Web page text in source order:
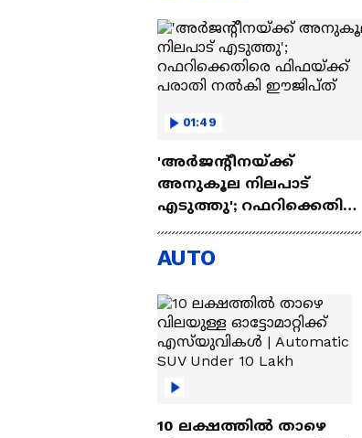
01:49
'അർജന്റീനയ്ക്ക്
അനുകൂല നിലപാട്
എടുത്തു'; റഫറിക്കെതിരെ
ഫിഫയ്ക്ക് പരാതി നൽകി
ഈജിപ്ത്
AUTO
10 ലക്ഷത്തിൽ താഴെ